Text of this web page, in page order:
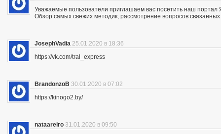
Уважаемые пользователи приглашаем вас посетить наш портал
Обзор самых свежих методик, рассмотрение вопросов
JosephVadia 25.01.2020 в 18:36
https://vk.com/tral_express
BrandonzoB 30.01.2020 в 07:02
https://kinogo2.by/
nataareiro 31.01.2020 в 09:50